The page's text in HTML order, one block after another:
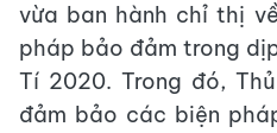
vừa ban hành chỉ thị
pháp bảo đảm trong
Tí 2020. Trong đó,
đảm bảo các biện